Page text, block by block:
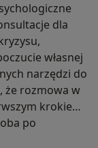
dla
własnej
narzędzi do
że rozmowa w
krokiem
po